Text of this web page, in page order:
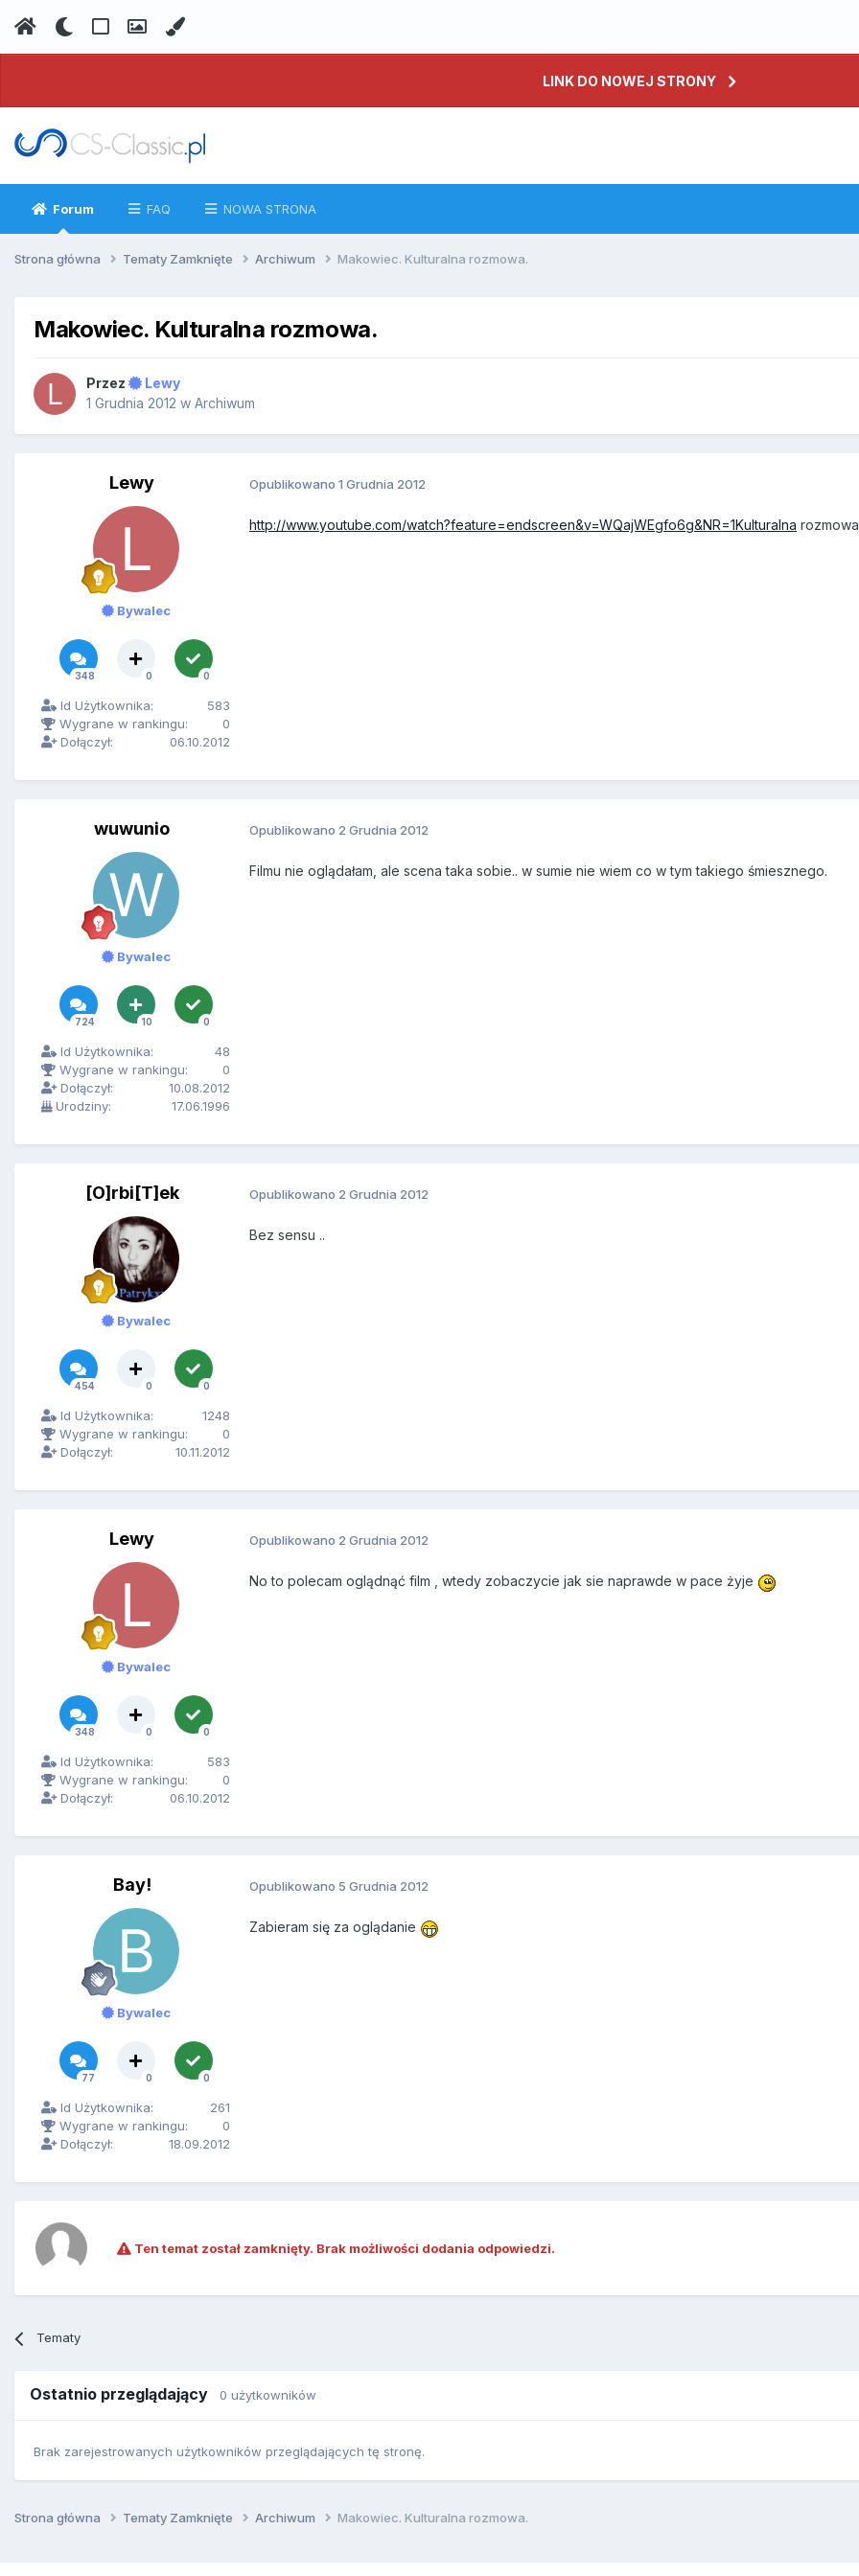
LINK DO NOWEJ STRONY
Forum FAQ NOWA STRONA
Strona główna Tematy Zamknięte Archiwum Makowiec. Kulturalna rozmowa.
Makowiec. Kulturalna rozmowa.
Przez
Lewy
1 Grudnia 2012 w Archiwum
Lewy
Bywalec
348 0 0
Id Użytkownika:
583
Wygrane w rankingu:
0
Dołączył:
06.10.2012
Opublikowano 1 Grudnia 2012
http://www.youtube.com/watch?feature=endscreen&v=WQajWEgfo6g&NR=1Kulturalna
wuwunio
Bywalec
724 10 0
Id Użytkownika:
48
Wygrane w rankingu:
0
Dołączył:
10.08.2012
Urodziny:
17.06.1996
Opublikowano 2 Grudnia 2012
Filmu nie oglądałam, ale scena taka sobie.. w sumie nie wiem co w tym takiego śmiesznego.
[O]rbi[T]ek
Bywalec
454 0 0
Id Użytkownika:
1248
Wygrane w rankingu:
0
Dołączył:
10.11.2012
Opublikowano 2 Grudnia 2012
Bez sensu ..
Lewy
Bywalec
348 0 0
Id Użytkownika:
583
Wygrane w rankingu:
0
Dołączył:
06.10.2012
Opublikowano 2 Grudnia 2012
No to polecam oglądnąć film , wtedy zobaczycie jak sie naprawde w pace żyje
Bay!
Bywalec
77 0 0
Id Użytkownika:
261
Wygrane w rankingu:
0
Dołączył:
18.09.2012
Opublikowano 5 Grudnia 2012
Zabieram się za oglądanie
Ten temat został zamknięty. Brak możliwości dodania odpowiedzi.
Tematy
Ostatnio przeglądający 0 użytkowników
Brak zarejestrowanych użytkowników przeglądających tę stronę.
Strona główna Tematy Zamknięte Archiwum Makowiec. Kulturalna rozmowa.